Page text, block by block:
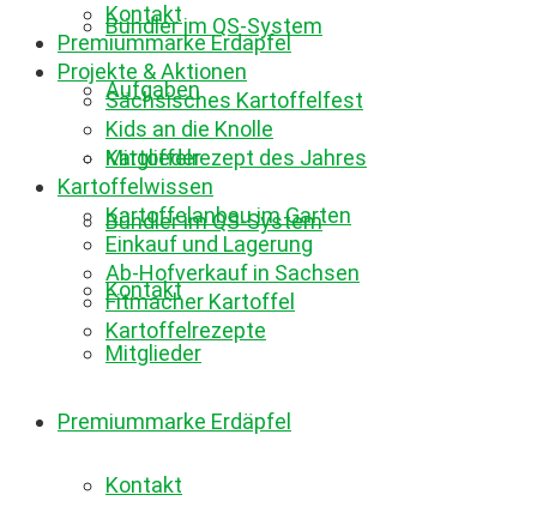
Bündler im QS-System
Mitglieder
Kontakt
Premiummarke Erdäpfel
Aufgaben
Bündler im QS-System
Mitglieder
Kontakt
Kontakt
Premiummarke Erdäpfel
Projekte & Aktionen
Sächsisches Kartoffelfest
Kids an die Knolle
Kartoffelrezept des Jahres
Kartoffelwissen
Kartoffelanbau im Garten
Einkauf und Lagerung
Ab-Hofverkauf in Sachsen
Fitmacher Kartoffel
Kartoffelrezepte